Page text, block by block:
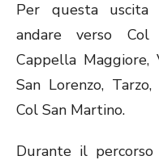
Per questa uscita
andare verso Col
Cappella
San Lorenzo,
Col San Martino.
Durante il